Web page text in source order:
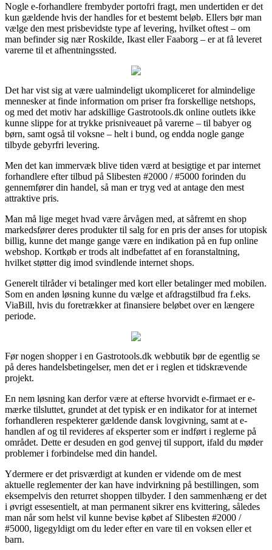
Nogle e-forhandlere frembyder portofri fragt, men undertiden er det
kun gældende hvis der handles for et bestemt beløb. Ellers bør man
vælge den mest prisbevidste type af levering, hvilket oftest – om
man befinder sig nær Roskilde, Ikast eller Faaborg – er at få leveret
varerne til et afhentningssted.
Det har vist sig at være ualmindeligt ukompliceret for almindelige
mennesker at finde information om priser fra forskellige netshops,
og med det motiv har adskillige Gastrotools.dk online outlets ikke
kunne slippe for at trykke prisniveauet på varerne – til babyer og
børn, samt også til voksne – helt i bund, og endda nogle gange
tilbyde gebyrfri levering.
Men det kan immervæk blive tiden værd at besigtige et par internet
forhandlere efter tilbud på Slibesten #2000 / #5000 forinden du
gennemfører din handel, så man er tryg ved at antage den mest
attraktive pris.
Man må lige meget hvad være årvågen med, at såfremt en shop
markedsfører deres produkter til salg for en pris der anses for utopisk
billig, kunne det mange gange være en indikation på en fup online
webshop. Kortkøb er trods alt indbefattet af en foranstaltning,
hvilket støtter dig imod svindlende internet shops.
Generelt tilråder vi betalinger med kort eller betalinger med mobilen.
Som en anden løsning kunne du vælge et afdragstilbud fra f.eks.
ViaBill, hvis du foretrækker at finansiere beløbet over en længere
periode.
Før nogen shopper i en Gastrotools.dk webbutik bør de egentlig se
på deres handelsbetingelser, men det er i reglen et tidskrævende
projekt.
En nem løsning kan derfor være at efterse hvorvidt e-firmaet er e-
mærke tilsluttet, grundet at det typisk er en indikator for at internet
forhandleren respekterer gældende dansk lovgivning, samt at e-
handlen af og til revideres af eksperter som er indført i reglerne på
området. Dette er desuden en god genvej til support, ifald du møder
problemer i forbindelse med din handel.
Ydermere er det prisværdigt at kunden er vidende om de mest
aktuelle reglementer der kan have indvirkning på bestillingen, som
eksempelvis den returret shoppen tilbyder. I den sammenhæng er det
i øvrigt essesentielt, at man permanent sikrer ens kvittering, således
man når som helst vil kunne bevise købet af Slibesten #2000 /
#5000, ligegyldigt om du leder efter en vare til en voksen eller et
barn.